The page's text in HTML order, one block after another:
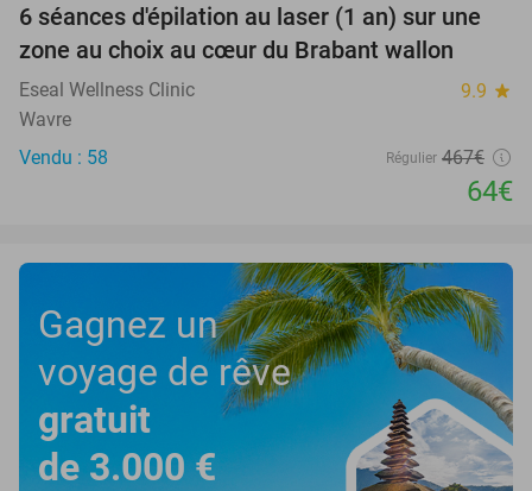
86%
6 séances d'épilation au laser (1 an) sur une
zone au choix au cœur du Brabant wallon
Eseal Wellness Clinic 9.9 star
Wavre
Vendu : 58
Régulier 467€
64€
Gagnez un
voyage de rêve
gratuit
de 3.000 €